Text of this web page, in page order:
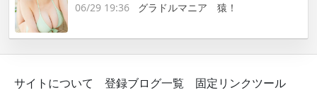
06/29 19:36
グラドルマニア 猿！
サイトについて 登録ブログ一覧
固定リンクツール